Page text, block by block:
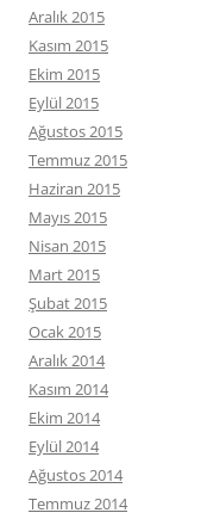
Aralık 2015
Kasım 2015
Ekim 2015
Eylül 2015
Ağustos 2015
Temmuz 2015
Haziran 2015
Mayıs 2015
Nisan 2015
Mart 2015
Şubat 2015
Ocak 2015
Aralık 2014
Kasım 2014
Ekim 2014
Eylül 2014
Ağustos 2014
Temmuz 2014